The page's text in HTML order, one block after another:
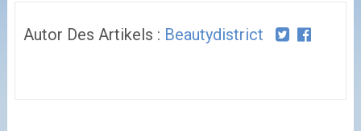
Autor Des Artikels : Beautydistrict